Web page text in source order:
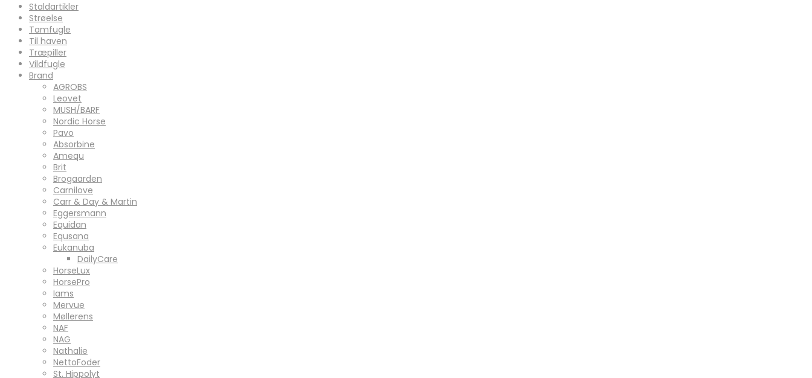
Staldartikler
Strøelse
Tamfugle
Til haven
Træpiller
Vildfugle
Brand
AGROBS
Leovet
MUSH/BARF
Nordic Horse
Pavo
Absorbine
Amequ
Brit
Brogaarden
Carnilove
Carr & Day & Martin
Eggersmann
Equidan
Equsana
Eukanuba
DailyCare
HorseLux
HorsePro
Iams
Mervue
Møllerens
NAF
NAG
Nathalie
NettoFoder
St. Hippolyt